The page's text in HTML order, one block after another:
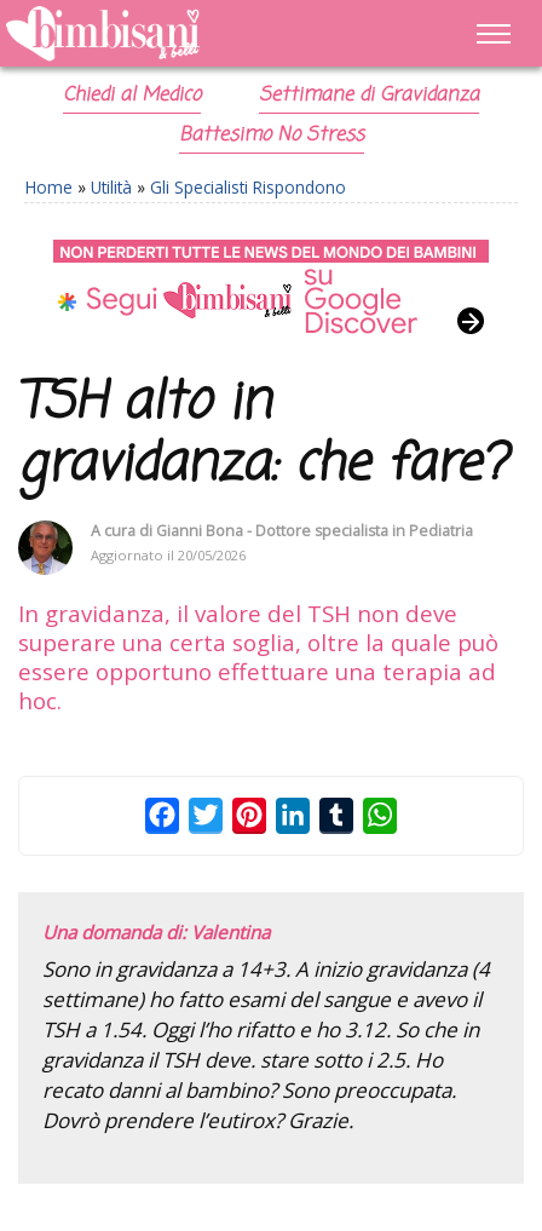
Chiedi al Medico
Settimane di Gravidanza
Battesimo No Stress
Home » Utilità » Gli Specialisti Rispondono
TSH alto in
gravidanza: che fare?
A cura di Gianni Bona - Dottore specialista in Pediatria
Aggiornato il 20/05/2026
In gravidanza, il valore del TSH non deve
superare una certa soglia, oltre la quale può
essere opportuno effettuare una terapia ad
hoc.
FacebookTwitterPinterestLinkedInTumblr
Una domanda di: Valentina
Sono in gravidanza a 14+3. A inizio gravidanza (4
settimane) ho fatto esami del sangue e avevo il
TSH a 1.54. Oggi l’ho rifatto e ho 3.12. So che in
gravidanza il TSH deve. stare sotto i 2.5. Ho
recato danni al bambino? Sono preoccupata.
Dovrò prendere l’eutirox? Grazie.